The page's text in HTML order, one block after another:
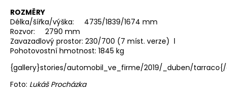
ROZMĚRY
Délka/šířka/výška: 4735/1839/1674 mm
Rozvor: 2790 mm
Zavazadlový prostor: 230/700 (7 míst. verze) l
Pohotovostní hmotnost: 1845 kg
{gallery}stories/automobil_ve_firme/2019/_duben/
Foto: Lukáš Procházka